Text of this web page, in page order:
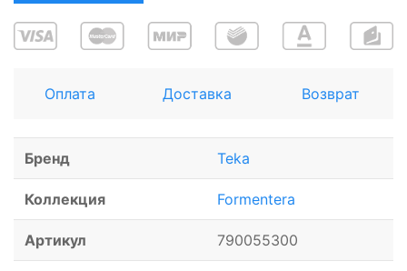
Оплата Доставка Возврат
Бренд Teka
Коллекция Formentera
Артикул 790055300